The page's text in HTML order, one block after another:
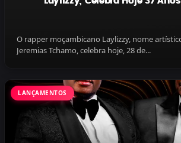
O rapper moçambicano Laylizzy, nome
Jeremias Tchamo, celebra hoje, 28 de...
LANÇAMENTOS